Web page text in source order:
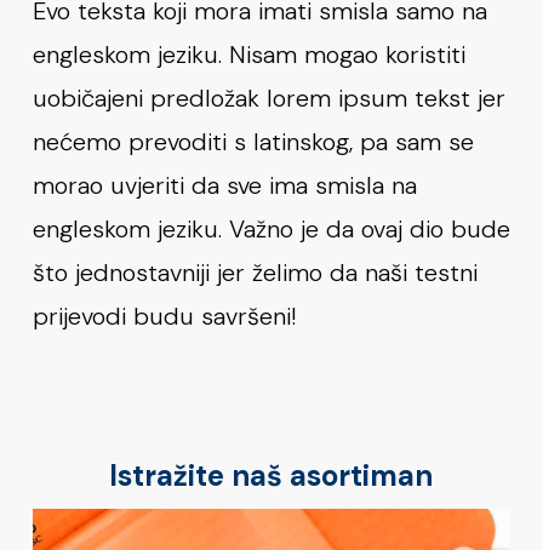
Evo teksta koji mora imati smisla samo na
engleskom jeziku. Nisam mogao koristiti
uobičajeni predložak lorem ipsum tekst jer
nećemo prevoditi s latinskog, pa sam se
morao uvjeriti da sve ima smisla na
engleskom jeziku. Važno je da ovaj dio bude
što jednostavniji jer želimo da naši testni
prijevodi budu savršeni!
Istražite naš asortiman